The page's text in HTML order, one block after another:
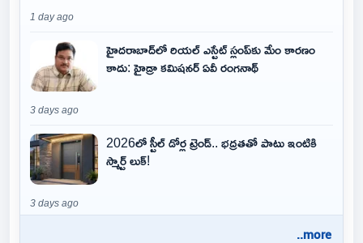
1 day ago
హైదరాబాద్‌లో రియల్ ఎస్టేట్ స్లంప్‌కు మేం కారణం
కాదు: హైడ్రా కమిషనర్ ఏవీ రంగనాథ్
3 days ago
2026లో స్టీల్ డోర్ల ట్రెండ్.. భద్రతతో పాటు ఇంటికి
స్మార్ట్ లుక్!
3 days ago
..more